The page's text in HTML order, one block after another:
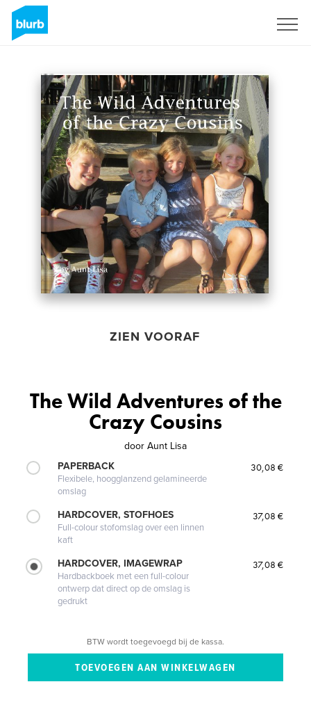
ZIEN VOORAF
The Wild Adventures of the
Crazy Cousins
door Aunt Lisa
PAPERBACK
Flexibele, hoogglanzend gelamineerde
omslag
30,08 €
HARDCOVER, STOFHOES
Full-colour stofomslag over een linnen
kaft
37,08 €
HARDCOVER, IMAGEWRAP
Hardbackboek met een full-colour
ontwerp dat direct op de omslag is
gedrukt
37,08 €
BTW wordt toegevoegd bij de kassa.